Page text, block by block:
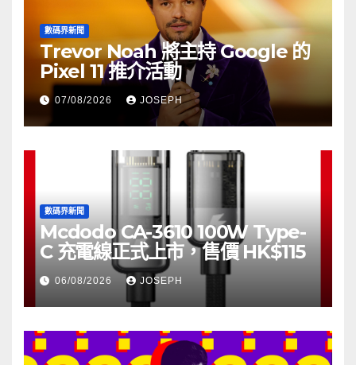
數碼界新聞
Trevor Noah 將主持 Google 的
Pixel 11 推介活動
07/08/2026 JOSEPH
數碼界新聞
Mcdodo CA-3610 100W Type-
C 充電線正式上市，售價 HK$115
06/08/2026 JOSEPH